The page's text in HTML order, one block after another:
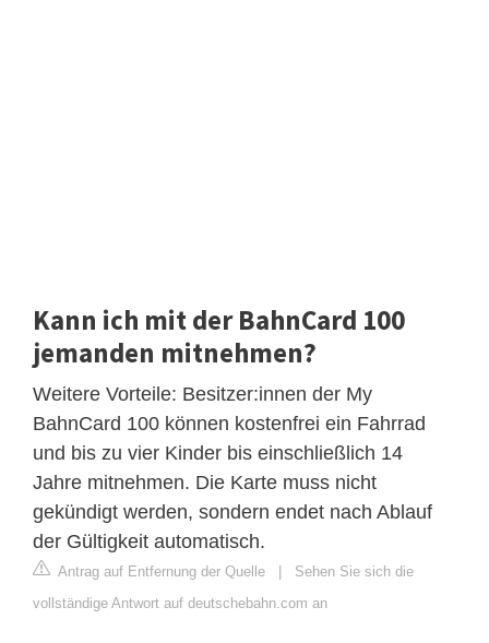
Kann ich mit der BahnCard 100
jemanden mitnehmen?
Weitere Vorteile: Besitzer:innen der My
BahnCard 100 können kostenfrei ein Fahrrad
und bis zu vier Kinder bis einschließlich 14
Jahre mitnehmen. Die Karte muss nicht
gekündigt werden, sondern endet nach Ablauf
der Gültigkeit automatisch.
Antrag auf Entfernung der Quelle | Sehen Sie sich die
vollständige Antwort auf deutschebahn.com an